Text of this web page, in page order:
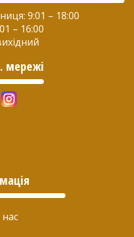
9:01 – 18:00
– 16:00
мережі